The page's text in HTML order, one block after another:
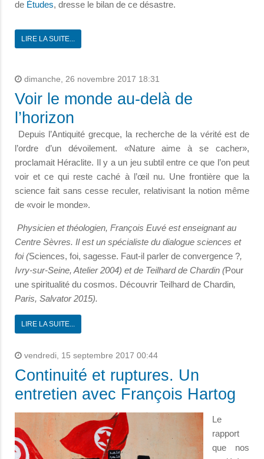
de Études, dresse le bilan de ce désastre.
LIRE LA SUITE...
dimanche, 26 novembre 2017 18:31
Voir le monde au-delà de
l’horizon
Depuis l’Antiquité grecque, la recherche de la vérité est de
l’ordre d’un dévoilement. «Nature aime à se cacher»,
proclamait Héraclite. Il y a un jeu subtil entre ce que l’on peut
voir et ce qui reste caché à l’œil nu. Une frontière que la
science fait sans cesse reculer, relativisant la notion même
de «voir le monde».
Physicien et théologien, François Euvé est enseignant au
Centre Sèvres. Il est un spécialiste du dialogue sciences et
foi (Sciences, foi, sagesse. Faut-il parler de convergence ?,
Ivry-sur-Seine, Atelier 2004) et de Teilhard de Chardin (Pour
une spiritualité du cosmos. Découvrir Teilhard de Chardin,
Paris, Salvator 2015).
LIRE LA SUITE...
vendredi, 15 septembre 2017 00:44
Continuité et ruptures. Un
entretien avec François Hartog
Le
rapport
que nos